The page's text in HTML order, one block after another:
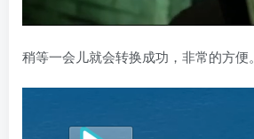
稍等一会儿就会转换成功，非常的方便。